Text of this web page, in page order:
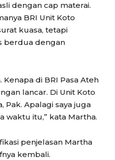
dengan cap materai.
BRI Unit Koto
kuasa, tetapi
berdua dengan
Kenapa di BRI Pasa Ateh
lancar. Di Unit Koto
Pak. Apalagi saya juga
waktu itu,” kata Martha.
penjelasan Martha
kembali.